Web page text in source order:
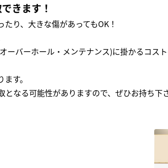
きます！
り、大きな傷があってもOK！
ーバーホール・メンテナンス)に掛かるコス
す。
なる可能性がありますので、ぜひお持ち下